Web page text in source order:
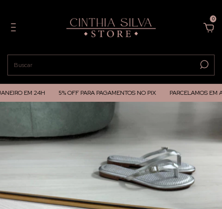
0
EM 24H 5% OFF PARA PAGAMENTOS NO PIX PARCELAMOS EM